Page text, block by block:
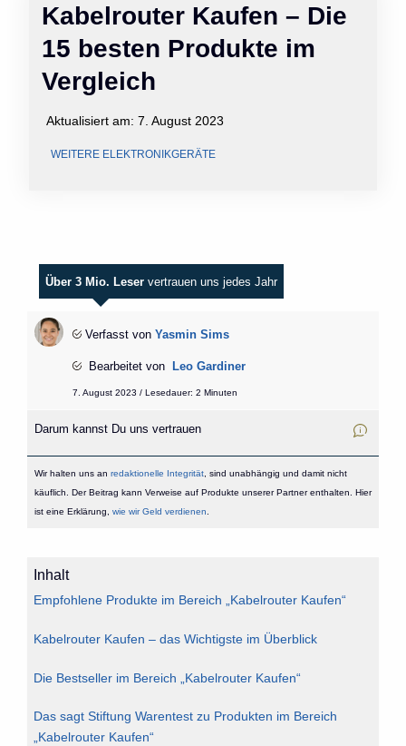
Kabelrouter Kaufen – Die
15 besten Produkte im
Vergleich
Aktualisiert am: 7. August 2023
WEITERE ELEKTRONIKGERÄTE
Über 3 Mio. Leser vertrauen uns jedes Jahr
Verfasst von Yasmin Sims
Bearbeitet von Leo Gardiner
7. August 2023 / Lesedauer: 2 Minuten
Darum kannst Du uns vertrauen
Wir halten uns an redaktionelle Integrität, sind unabhängig und damit nicht
käuflich. Der Beitrag kann Verweise auf Produkte unserer Partner enthalten. Hier
ist eine Erklärung, wie wir Geld verdienen
Inhalt
Empfohlene Produkte im Bereich „Kabelrouter Kaufen“
Kabelrouter Kaufen – das Wichtigste im Überblick
Die Bestseller im Bereich „Kabelrouter Kaufen“
Das sagt Stiftung Warentest zu Produkten im Bereich
„Kabelrouter Kaufen“